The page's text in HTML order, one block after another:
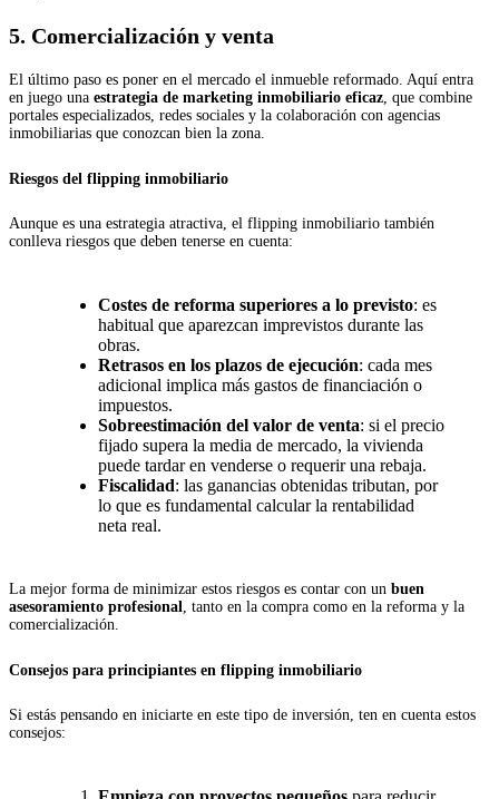
5. Comercialización y venta
El último paso es poner en el mercado el inmueble reformado. Aquí entra
en juego una estrategia de marketing inmobiliario eficaz , que combine
portales especializados, redes sociales y la colaboración con agencias
inmobiliarias que conozcan bien la zona.
Riesgos del flipping inmobiliario
Aunque es una estrategia atractiva, el flipping inmobiliario también
conlleva riesgos que deben tenerse en cuenta:
Costes de reforma superiores a lo previsto: es
habitual que aparezcan imprevistos durante las
obras.
Retrasos en los plazos de ejecución: cada mes
adicional implica más gastos de financiación o
impuestos.
Sobreestimación del valor de venta: si el precio
fijado supera la media de mercado, la vivienda
puede tardar en venderse o requerir una rebaja.
Fiscalidad: las ganancias obtenidas tributan, por
lo que es fundamental calcular la rentabilidad
neta real.
La mejor forma de minimizar estos riesgos es contar con un buen
asesoramiento profesional
, tanto en la compra como en la reforma y la
comercialización.
Consejos para principiantes en flipping inmobiliario
Si estás pensando en iniciarte en este tipo de inversión, ten en cuenta estos
consejos: